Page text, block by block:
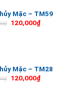
Mặc – TM59
₫ 120,000₫
Mặc – TM28
₫ 120,000₫